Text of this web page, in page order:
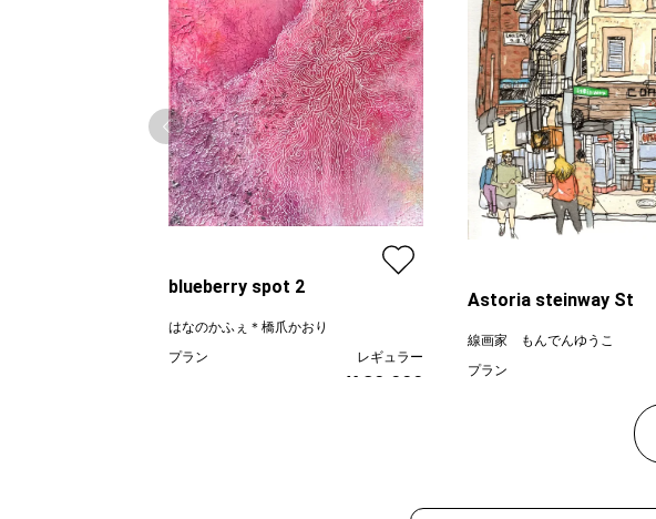
blueberry spot 2
はなのかふぇ＊橋爪かおり
プラン
レギュラー
¥ 30,000
Astoria steinway St
線画家 もんでんゆうこ
プラン